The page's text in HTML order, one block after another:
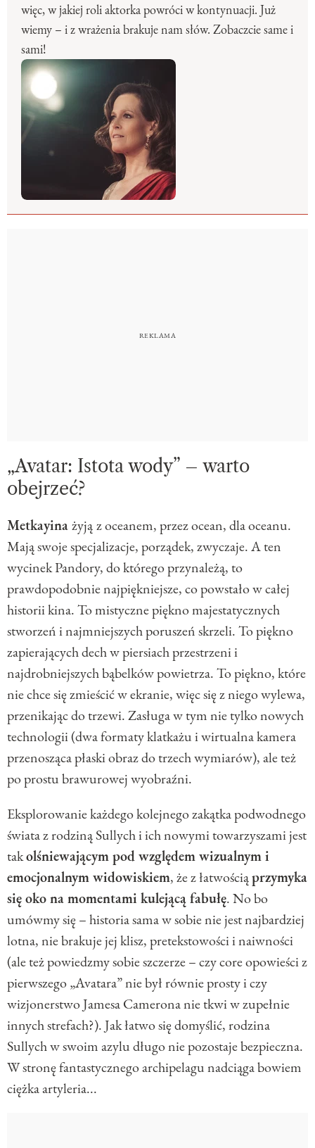
więc, w jakiej roli aktorka powróci w kontynuacji. Już
wiemy – i z wrażenia brakuje nam słów. Zobaczcie same i
sami!
„Avatar: Istota wody” – warto
obejrzeć?
Metkayinażyjąz oceanem, przez ocean, dla oceanu.
Mają swoje specjalizacje, porządek, zwyczaje. A ten
wycinek Pandory, do którego przynależą, to
prawdopodobnie najpiękniejsze, co powstało w całej
historii kina. To mistyczne piękno majestatycznych
stworzeń i najmniejszych poruszeń skrzeli. To piękno
zapierających dech w piersiach przestrzeni i
najdrobniejszych bąbelków powietrza. To piękno, które
nie chce się zmieścić w ekranie, więc się z niego wylewa,
przenikając do trzewi. Zasługa w tym nie tylko nowych
technologii (dwa formaty klatkażu i wirtualna kamera
przenosząca płaski obraz do trzech wymiarów), ale też
po prostu brawurowej wyobraźni.
Eksplorowanie każdego kolejnego zakątka podwodnego
świata z rodziną Sullych i ich nowymi towarzyszami jest
takolśniewającym pod względem wizualnym i
emocjonalnym widowiskiem, że z łatwościąprzymyka
się oko na momentami kulejącą fabułę. No bo
umówmy się – historia sama w sobie nie jest najbardziej
lotna, nie brakuje jej klisz, pretekstowości i naiwności
(ale też powiedzmy sobie szczerze – czy core opowieści z
pierwszego „Avatara” nie był równie prosty i czy
wizjonerstwo Jamesa Camerona nie tkwi w zupełnie
innych strefach?). Jak łatwo się domyślić, rodzina
Sullych w swoim azylu długo nie pozostaje bezpieczna.
W stronę fantastycznego archipelagu nadciąga bowiem
ciężka artyleria...